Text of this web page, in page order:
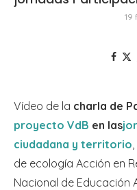
19
Vídeo de la charla de
proyecto VdB en las
ciudadana y territorio
de ecología Acción en
Nacional de Educación